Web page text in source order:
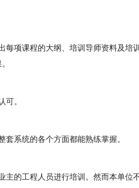
项课程的大纲、培训导师资料及
可。
系统的各个方面都能熟练掌握。
的工程人员进行培训。然而本单位